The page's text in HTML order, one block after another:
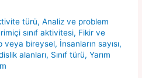
türü,Analiz ve problem
sınıf aktivitesi, Fikir ve
veya bireysel, İnsanların sayısı,
alanları, Sınıf türü,Yarım